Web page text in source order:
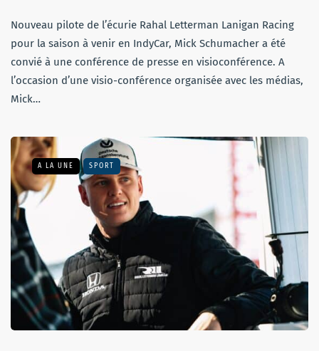
Nouveau pilote de l’écurie Rahal Letterman Lanigan Racing
pour la saison à venir en IndyCar, Mick Schumacher a été
convié à une conférence de presse en visioconférence. A
l’occasion d’une visio-conférence organisée avec les médias,
Mick…
A LA UNE SPORT